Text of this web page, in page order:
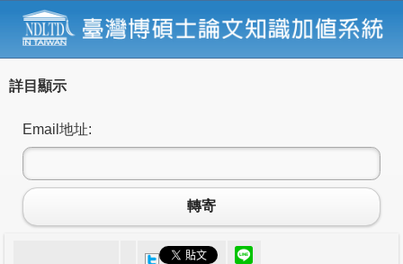
詳目顯示
Email地址:
轉寄